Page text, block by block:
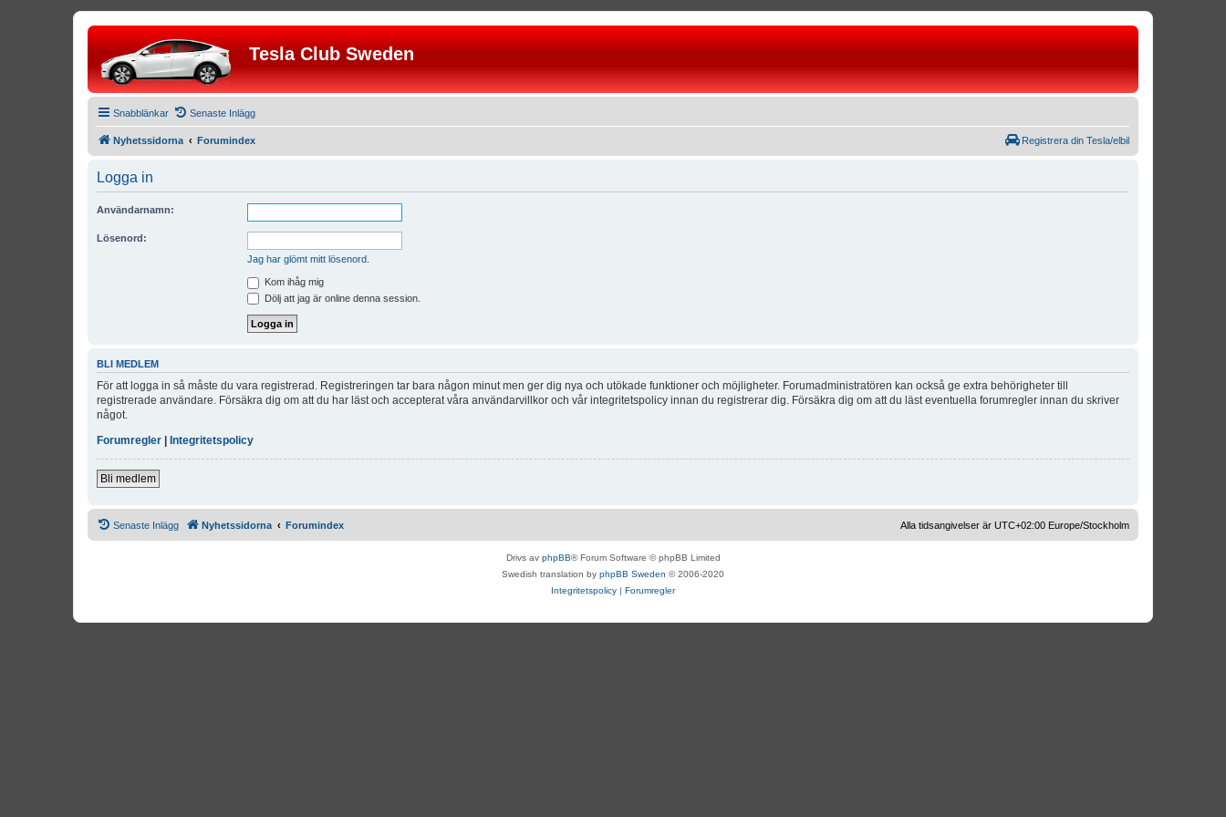
Tesla Club Sweden
Snabblänkar Senaste Inlägg
Nyhetssidorna Forumindex Registrera din Tesla/elbil
Logga in
Användarnamn:
Lösenord:
Jag har glömt mitt lösenord.
Kom ihåg mig
Dölj att jag är online denna session.
BLI MEDLEM
För att logga in så måste du vara registrerad. Registreringen tar bara någon minut men ger dig nya och utökade funktioner och möjligheter. Forumadministratören kan också ge extra behörigheter till
registrerade användare. Försäkra dig om att du har läst och accepterat våra användarvillkor och vår integritetspolicy innan du registrerar dig. Försäkra dig om att du läst eventuella forumregler innan du skriver
något.
Forumregler | Integritetspolicy
Bli medlem
Senaste Inlägg Nyhetssidorna Forumindex Alla tidsangivelser är UTC+02:00 Europe/Stockholm
Drivs av phpBB® Forum Software © phpBB Limited
Swedish translation by phpBB Sweden © 2006-2020
Integritetspolicy | Forumregler